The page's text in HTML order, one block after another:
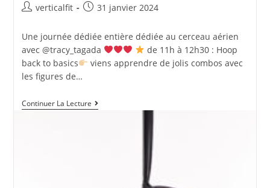
Auteur/autrice
la
publication :
verticalfit
Publication
31 janvier 2024
Une journée dédiée entière dédiée au cerceau aérien
avec @tracy_tagada
de 11h à 12h30 : Hoop
back to basics
viens apprendre de jolis combos avec
les figures de…
Continuer La LectureWorkshops
Cerceau